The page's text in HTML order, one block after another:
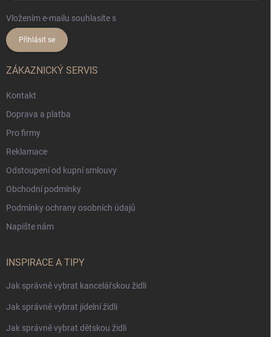
Vložením e-mailu souhlasíte s
Přihlásit se
ZÁKAZNICKÝ SERVIS
Kontakt
Doprava a platba
Pro firmy
Reklamace
Odstoupení od kupní smlouvy
Obchodní podmínky
Podmínky ochrany osobních údajů
Napište nám
INSPIRACE A TIPY
Jak správně vybrat kancelářskou židli
Jak správně vybrat jídelní židli
Jak správně vybrat dětskou židli